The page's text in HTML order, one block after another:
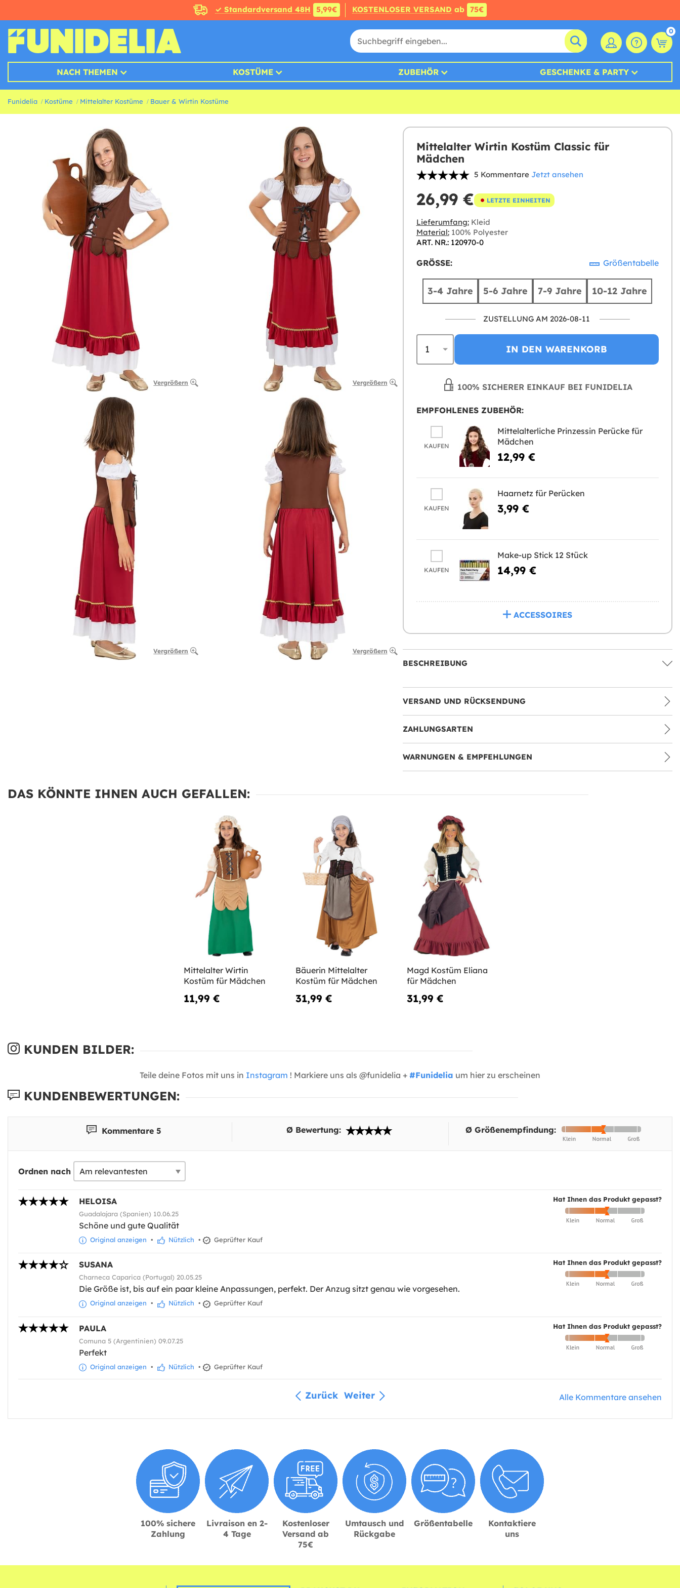
✓ Standardversand 48H 5,99€ KOSTENLOSER VERSAND ab 75€
0
NACH THEMEN KOSTÜME ZUBEHÖR GESCHENKE & PARTY
Funidelia Kostüme Mittelalter Kostüme Bauer & Wirtin Kostüme
Vergrößern Vergrößern
Vergrößern Vergrößern
Mittelalter Wirtin Kostüm Classic für
Mädchen
5 Kommentare Jetzt ansehen
26,99 € LETZTE EINHEITEN
Lieferumfang:Kleid
Material:100% Polyester
ART. NR.: 120970-0
GRÖSSE: Größentabelle
3-4 Jahre 5-6 Jahre 7-9 Jahre 10-12 Jahre
ZUSTELLUNG AM 2026-08-11
IN DEN WARENKORB
100% SICHERER EINKAUF BEI FUNIDELIA
EMPFOHLENES ZUBEHÖR:
KAUFEN
Mittelalterliche Prinzessin Perücke für
Mädchen
12,99 €
KAUFEN
Haarnetz für Perücken
3,99 €
KAUFEN
Make-up Stick 12 Stück
14,99 €
ACCESSOIRES
BESCHREIBUNG
VERSAND UND RÜCKSENDUNG
ZAHLUNGSARTEN
WARNUNGEN & EMPFEHLUNGEN
DAS KÖNNTE IHNEN AUCH GEFALLEN:
Mittelalter Wirtin
Kostüm für Mädchen
11,99 €
Bäuerin Mittelalter
Kostüm für Mädchen
31,99 €
Magd Kostüm Eliana
für Mädchen
31,99 €
KUNDEN BILDER:
Teile deine Fotos mit uns in Instagram ! Markiere uns als @funidelia + #Funidelia um hier zu erscheinen
KUNDENBEWERTUNGEN:
Kommentare 5 Ø Bewertung: Ø Größenempfindung:
Ordnen nach
Hat Ihnen das Produkt gepasst?
HELOISA
Guadalajara (Spanien) 10.06.25
Schöne und gute Qualität
Original anzeigen • Nützlich • Geprüfter Kauf
Hat Ihnen das Produkt gepasst?
SUSANA
Charneca Caparica (Portugal) 20.05.25
Die Größe ist, bis auf ein paar kleine Anpassungen, perfekt. Der Anzug sitzt genau wie vorgesehen.
Original anzeigen • Nützlich • Geprüfter Kauf
Hat Ihnen das Produkt gepasst?
PAULA
Comuna 5 (Argentinien) 09.07.25
Perfekt
Original anzeigen • Nützlich • Geprüfter Kauf
Zurück Weiter Alle Kommentare ansehen
100% sichere
Zahlung
Livraison en 2-
4 Tage
Kostenloser
Versand ab
75€
Umtausch und
Rückgabe
Größentabelle
Kontaktiere
uns